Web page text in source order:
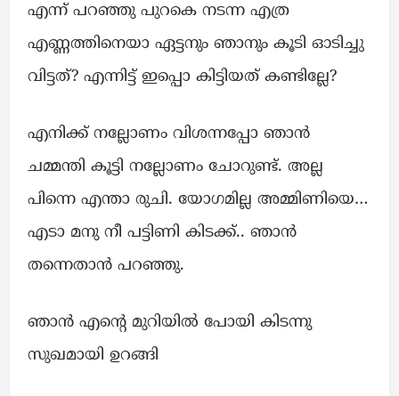
എന്ന് പറഞ്ഞു പുറകെ നടന്ന എത്ര
എണ്ണത്തിനെയാ ഏട്ടനും ഞാനും കൂടി ഓടിച്ചു
വിട്ടത്? എന്നിട്ട് ഇപ്പൊ കിട്ടിയത് കണ്ടില്ലേ?
എനിക്ക് നല്ലോണം വിശന്നപ്പോ ഞാൻ
ചമ്മന്തി കൂട്ടി നല്ലോണം ചോറുണ്ട്. അല്ല
പിന്നെ എന്താ രുചി. യോഗമില്ല അമ്മിണിയെ…
എടാ മനു നീ പട്ടിണി കിടക്ക്.. ഞാൻ
തന്നെതാൻ പറഞ്ഞു.
ഞാൻ എന്റെ മുറിയിൽ പോയി കിടന്നു
സുഖമായി ഉറങ്ങി